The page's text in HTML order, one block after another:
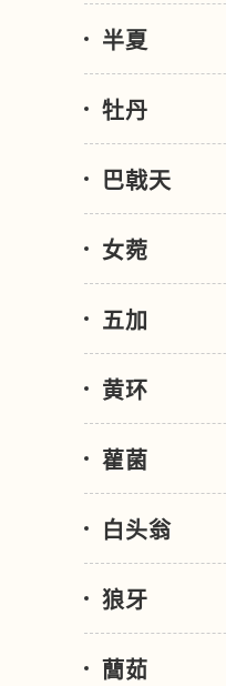
半夏
牡丹
巴戟天
女菀
五加
黄环
雚菌
白头翁
狼牙
䕡茹